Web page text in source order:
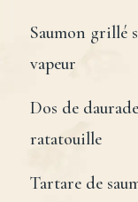
Saumon grillé
vapeur
Dos de
ratatouille
Tartare de